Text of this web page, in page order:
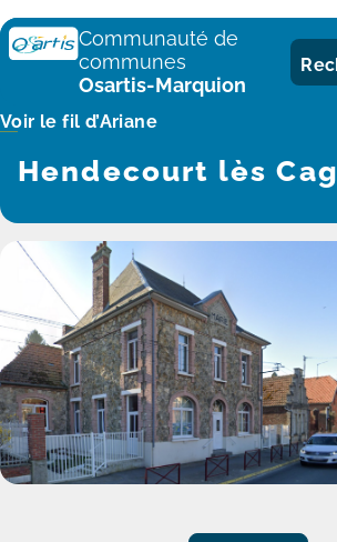
Panneau de gestion des cookies
Communauté de
communes
Osartis-Marquion
Voir le fil d’Ariane
Hendecourt lès